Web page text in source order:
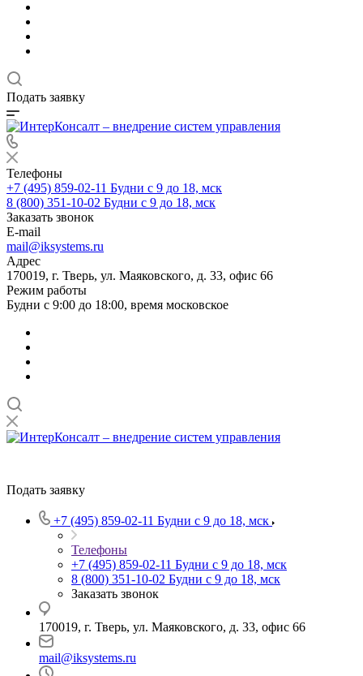
Подать заявку
Телефоны
+7 (495) 859-02-11 Будни с 9 до 18, мск
8 (800) 351-10-02 Будни с 9 до 18, мск
Заказать звонок
E-mail
mail@iksystems.ru
Адрес
170019, г. Тверь, ул. Маяковского, д. 33, офис 66
Режим работы
Будни с 9:00 до 18:00, время московское
Подать заявку
+7 (495) 859-02-11 Будни с 9 до 18, мск
Телефоны
+7 (495) 859-02-11 Будни с 9 до 18, мск
8 (800) 351-10-02 Будни с 9 до 18, мск
Заказать звонок
170019, г. Тверь, ул. Маяковского, д. 33, офис 66
mail@iksystems.ru